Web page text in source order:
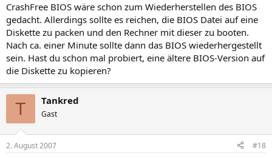
CrashFree BIOS wäre schon zum Wiederherstellen des BIOS
gedacht. Allerdings sollte es reichen, die BIOS Datei auf eine
Diskette zu packen und den Rechner mit dieser zu booten.
Nach ca. einer Minute sollte dann das BIOS wiederhergestellt
sein. Hast du schon mal probiert, eine ältere BIOS-Version auf
die Diskette zu kopieren?
T Tankred
Gast
2. August 2007 #18